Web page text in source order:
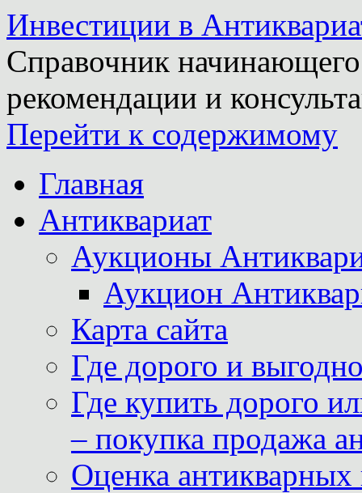
Инвестиции в
Справочник
рекомендации и
Перейти к содержимому
Главная
Антиквариат
Аукционы
Аукцион
Карта сайта
Где дорого и
Где купить дорого
– покупка продажа
Оценка антикварных